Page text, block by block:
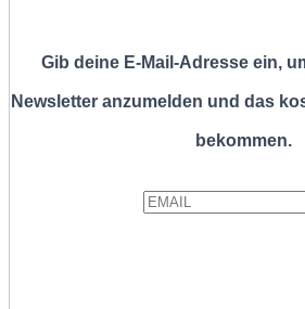
Gib deine E-Mail-Adresse ein,
Newsletter anzumelden und das
bekommen.